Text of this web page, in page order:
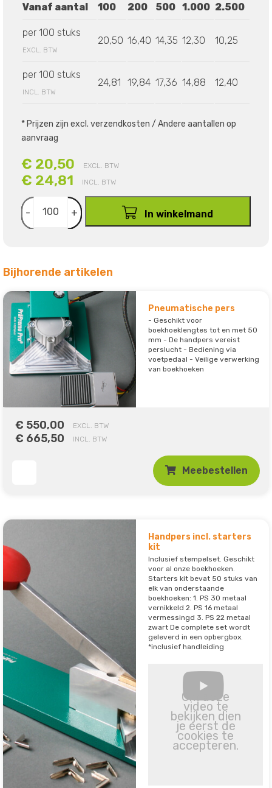
Vanaf aantal 100 200 500 1.000 2.500
per 100 stuks
EXCL. BTW
20,50 16,40 14,35 12,30 10,25
per 100 stuks
INCL. BTW
24,81 19,84 17,36 14,88 12,40
* Prijzen zijn excl. verzendkosten / Andere aantallen op
aanvraag
€ 20,50 EXCL. BTW
€ 24,81 INCL. BTW
- + In winkelmand
Bijhorende artikelen
Pneumatische pers
- Geschikt voor
boekhoeklengtes tot en met 50
mm - De handpers vereist
perslucht - Bediening via
voetpedaal - Veilige verwerking
van boekhoeken
€ 550,00 EXCL. BTW
€ 665,50 INCL. BTW
Meebestellen
Handpers incl. starters
kit
Inclusief stempelset. Geschikt
voor al onze boekhoeken.
Starters kit bevat 50 stuks van
elk van onderstaande
boekhoeken: 1. PS 30 metaal
vernikkeld 2. PS 16 metaal
vermessingd 3. PS 22 metaal
zwart De complete set wordt
geleverd in een opbergbox.
*inclusief handleiding
Om deze
video te
bekijken dien
je eerst de
cookies te
accepteren.